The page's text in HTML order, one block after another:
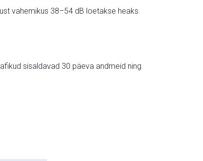
vahemikus 38–54 dB loetakse heaks.
sisaldavad 30 päeva andmeid ning